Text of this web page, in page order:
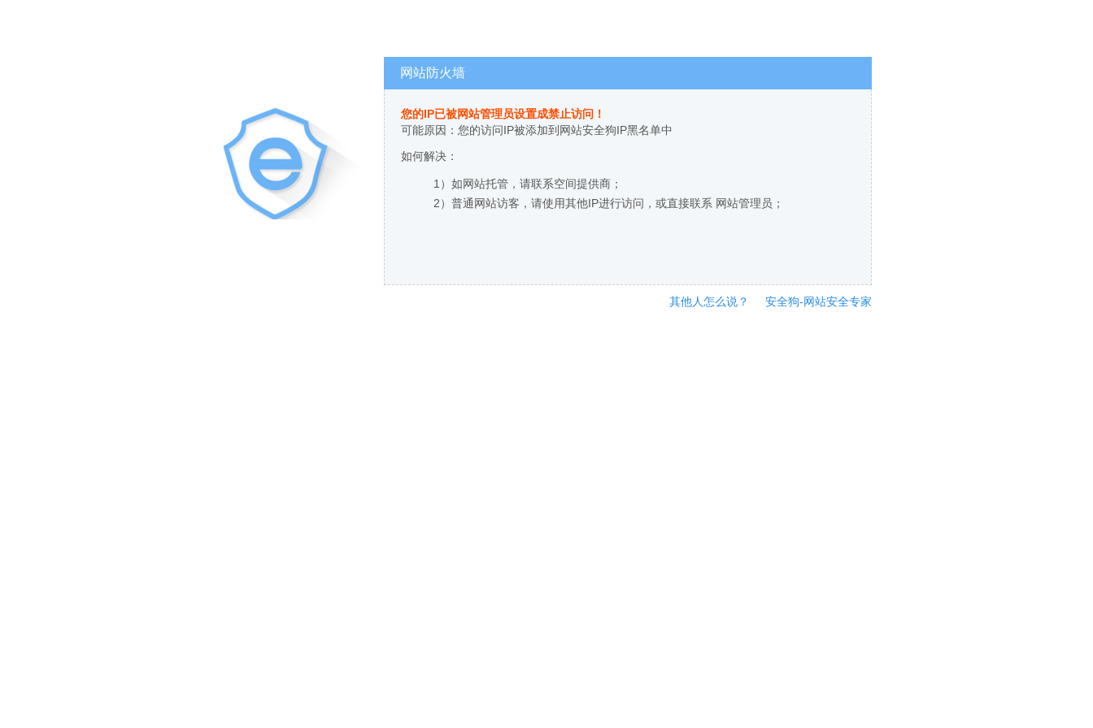
网站防火墙
您的IP已被网站管理员设置成禁止访问！
可能原因：您的访问IP被添加到网站安全狗IP黑名单中
如何解决：
1）如网站托管，请联系空间提供商；
2）普通网站访客，请使用其他IP进行访问，或直接联系 网站管理员；
其他人怎么说？ 安全狗-网站安全专家